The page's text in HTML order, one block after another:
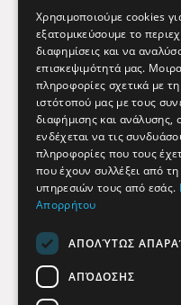
Πολιτική
Χρησιμοποιούμε cookies
εξατομικεύσουμε το
διαφημίσεις και να
επισκεψιμότητά μας.
πληροφορίες σχετικά με
ιστότοπού μας με τους
διαφήμισης και ανάλυσης,
ενδέχεται να τις
πληροφορίες που τους
που έχουν συλλέξει από
υπηρεσιών τους από εσάς.
Απορρήτου
ΑΠΟΛΎΤΩΣ
ΑΠΌΔΟΣΗΣ